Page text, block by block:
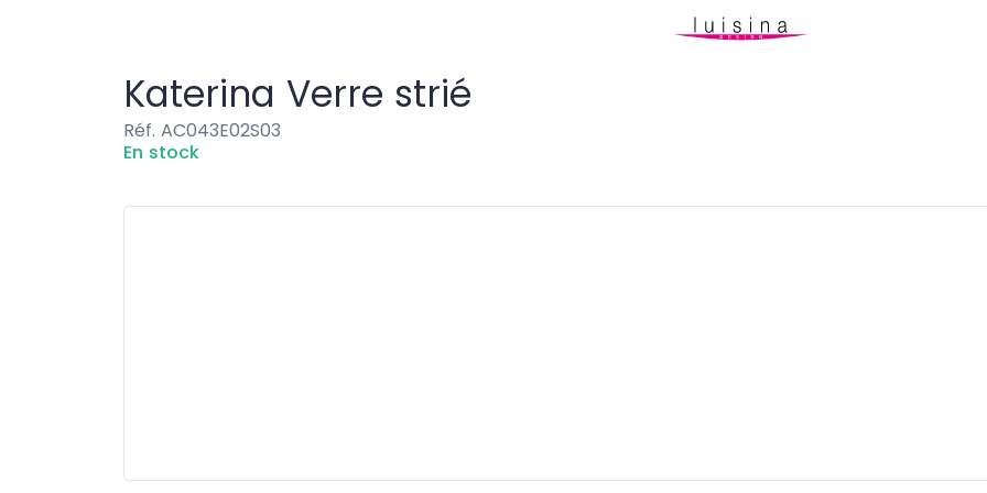
Katerina Verre strié
Réf. AC043E02S03
En stock